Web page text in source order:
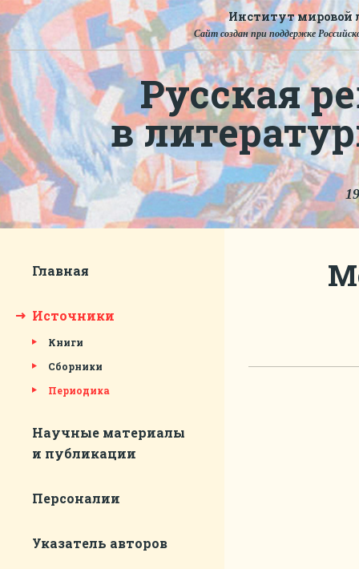
Институт мировой
Сайт создан при поддержке
Русская
в
Главная
Источники
Книги
Сборники
Периодика
Научные материалы
и публикации
Персоналии
Указатель авторов